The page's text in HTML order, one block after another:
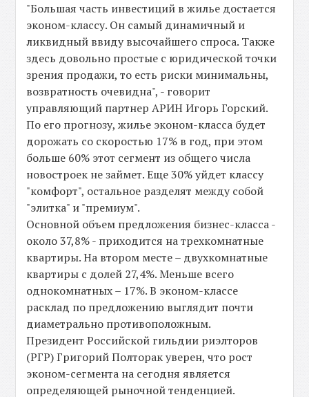
"Большая часть инвестиций в жилье достается
эконом-классу. Он самый динамичный и
ликвидный ввиду высочайшего спроса. Также
здесь довольно простые с юридической точки
зрения продажи, то есть риски минимальны,
возвратность очевидна", - говорит
управляющий партнер АРИН Игорь Горский.
По его прогнозу, жилье эконом-класса будет
дорожать со скоростью 17% в год, при этом
больше 60% этот сегмент из общего числа
новостроек не займет. Еще 30% уйдет классу
"комфорт", остальное разделят между собой
"элитка" и "премиум".
Основной объем предложения бизнес-класса -
около 37,8% - приходится на трехкомнатные
квартиры. На втором месте – двухкомнатные
квартиры с долей 27,4%. Меньше всего
однокомнатных – 17%. В эконом-классе
расклад по предложению выглядит почти
диаметрально противоположным.
Президент Российской гильдии риэлторов
(РГР) Григорий Полторак уверен, что рост
эконом-сегмента на сегодня является
определяющей рыночной тенденцией.